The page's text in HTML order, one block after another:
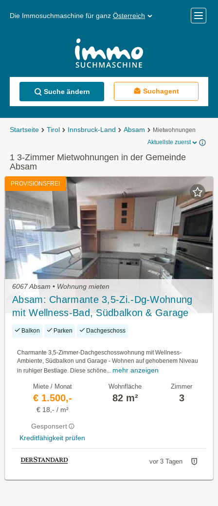
Die Immosuchmaschine für ganz Österreich
Menü
Suche ändern Suchagent
Startseite Tirol Innsbruck-Land Absam
Mietwohnungen
Aktuellste zuerst
1 3-Zimmer Mietwohnungen in der Gemeinde
Absam
PROVISIONSFREI
6067 Absam • Wohnung mieten
Absam: Charmante 3,5-Zi.-Dg-Wohnung
mit Wellness-Bad, Südbalkon & Garage
Balkon Parken Dachgeschoss
Charmante 3,5-Zimmer-Dachgeschosswohnung mit Wellness-
Ambiente, Südbalkon und Garage - Wohnen auf gehobenem Niveau
in ruhiger Bestlage. Diese schöne...
mehr anzeigen
Miete / Monat
€ 1.500,-
€ 18,- / m²
Gesponsert
Kreditfähigkeit prüfen
Wohnfläche
82 m²
Zimmer
3
vor 3 Tagen